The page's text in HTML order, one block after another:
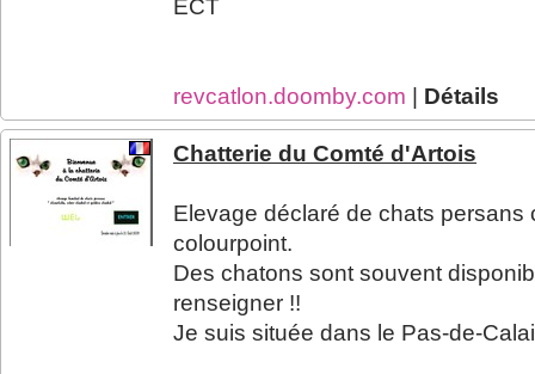
ECT
revcatlon.doomby.com | Détails
Chatterie du Comté d'Artois
Elevage déclaré de chats persans
colourpoint.
Des chatons sont souvent
renseigner !!
Je suis située dans le Pas-de-